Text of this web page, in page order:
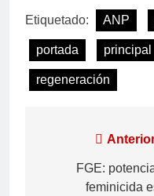
Etiquetado: ANP
portada principal
regeneración
FGE:
feminicida